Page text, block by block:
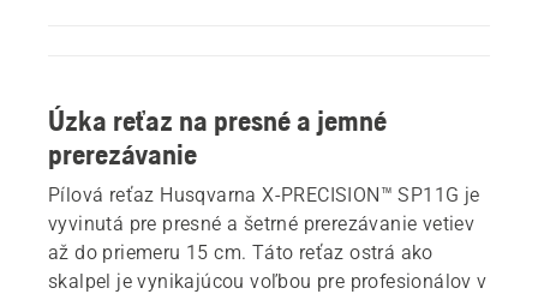
Úzka reťaz na presné a jemné
prerezávanie
Pílová reťaz Husqvarna X-PRECISION™ SP11G je
vyvinutá pre presné a šetrné prerezávanie vetiev
až do priemeru 15 cm. Táto reťaz ostrá ako
skalpel je vynikajúcou voľbou pre profesionálov v